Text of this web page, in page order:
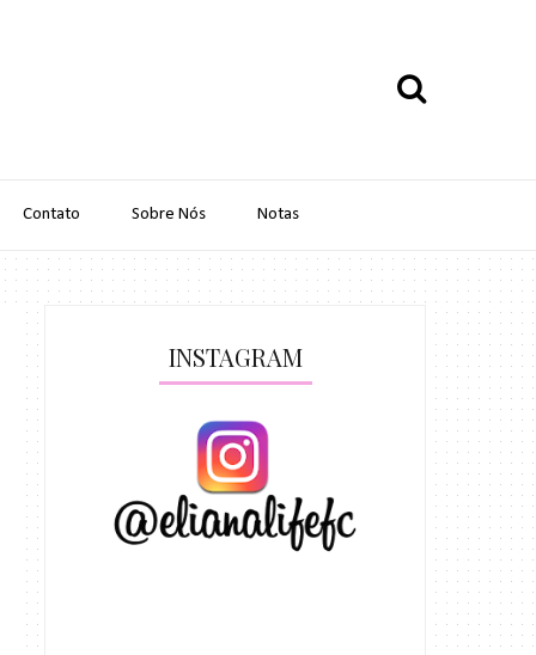
Contato Sobre Nós Notas
INSTAGRAM